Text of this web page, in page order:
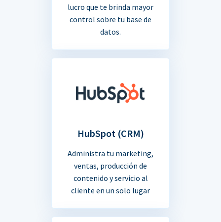
lucro que te brinda mayor
control sobre tu base de
datos.
HubSpot (CRM)
Administra tu marketing,
ventas, producción de
contenido y servicio al
cliente en un solo lugar